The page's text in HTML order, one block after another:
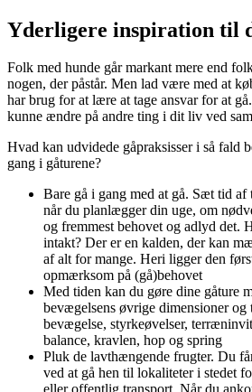
Yderligere inspiration til
Folk med hunde går markant mere end
nogen, der påstår. Men lad være med at
har brug for at lære at tage ansvar for at
kunne ændre på andre ting i dit liv ved
Hvad kan udvidede gåpraksisser i så fald
gang i gåturene?
Bare gå i gang med at gå. Sæt tid
når du planlægger din uge, om
og fremmest behovet og adlyd det.
intakt? Der er en kalden, der kan
af alt for mange. Heri ligger den
opmærksom på (gå)behovet
Med tiden kan du gøre dine gåture
bevægelsens øvrige dimensioner
bevægelse, styrkeøvelser,
balance, kravlen, hop og spring
Pluk de lavthængende frugter. Du
ved at gå hen til lokaliteter i stedet